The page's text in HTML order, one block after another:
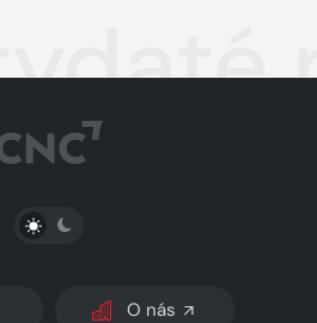
PŘEPNOUT SVĚTLÝ/TMAVÝ REŽIM
O nás